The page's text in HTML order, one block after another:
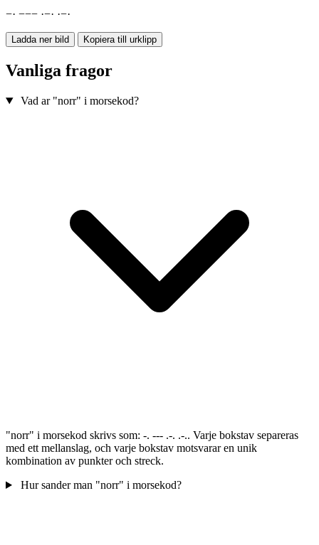
−· −−− ·−· ·−·
Ladda ner bild Kopiera till urklipp
Vanliga fragor
Vad ar "norr" i morsekod?
"norr" i morsekod skrivs som: -. --- .-. .-.. Varje bokstav separeras
med ett mellanslag, och varje bokstav motsvarar en unik
kombination av punkter och streck.
Hur sander man "norr" i morsekod?